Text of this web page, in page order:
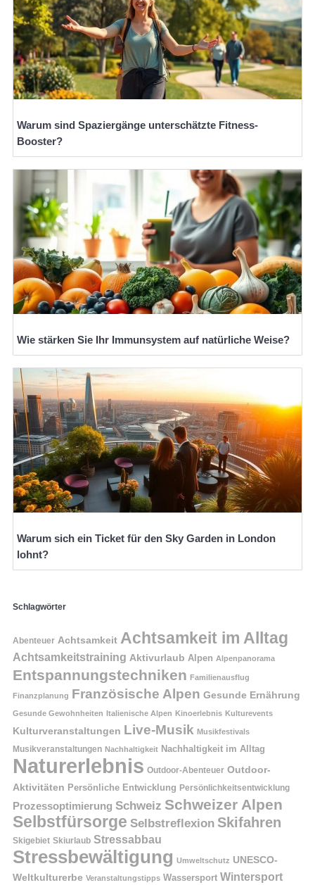
Warum sind Spaziergänge unterschätzte Fitness-
Booster?
Wie stärken Sie Ihr Immunsystem auf natürliche Weise?
Warum sich ein Ticket für den Sky Garden in London
lohnt?
Schlagwörter
Abenteuer Achtsamkeit Achtsamkeit im Alltag
Achtsamkeitstraining Aktivurlaub Alpen Alpenpanorama
Entspannungstechniken Familienausflug
Finanzplanung Französische Alpen Gesunde Ernährung
Gesunde Gewohnheiten Italienische Alpen Kinoerlebnis Kulturevents
Kulturveranstaltungen Live-Musik Musikfestivals
Musikveranstaltungen Nachhaltigkeit Nachhaltigkeit im Alltag
Naturerlebnis Outdoor-Abenteuer Outdoor-
Aktivitäten Persönliche Entwicklung Persönlichkeitsentwicklung
Prozessoptimierung Schweiz Schweizer Alpen
Selbstfürsorge Selbstreflexion Skifahren
Skigebiet Skiurlaub Stressabbau
Stressbewältigung Umweltschutz UNESCO-
Weltkulturerbe Veranstaltungstipps Wassersport Wintersport